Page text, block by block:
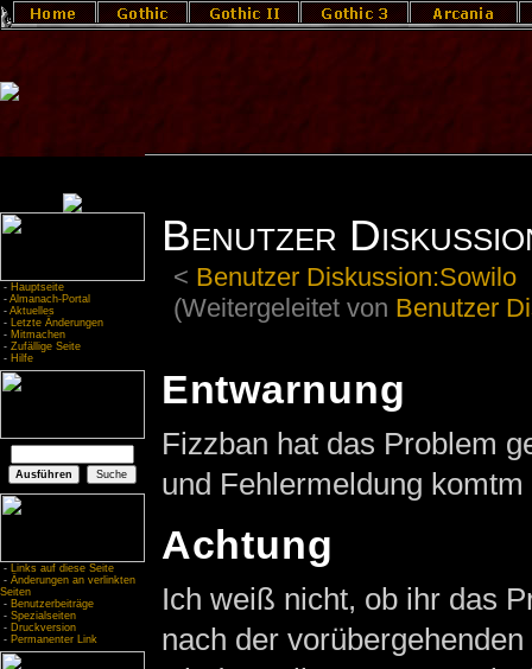
- Hauptseite
- Almanach-Portal
- Aktuelles
- Letzte Änderungen
- Mitmachen
- Zufällige Seite
- Hilfe
- Links auf diese Seite
- Änderungen an verlinkten
Seiten
- Benutzerbeiträge
- Spezialseiten
- Druckversion
- Permanenter Link
Benutzer
< Benutzer Diskussion:Sowilo
(Weitergeleitet von Benutzer
Entwarnung
Fizzban hat das Problem
und Fehlermeldung
Achtung
Ich weiß nicht, ob ihr das
nach der